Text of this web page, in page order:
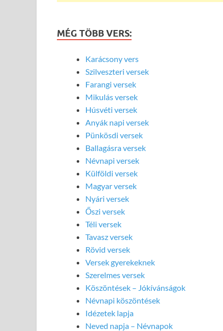
MÉG TÖBB VERS:
Karácsony vers
Szilveszteri versek
Farangi versek
Mikulás versek
Húsvéti versek
Anyák napi versek
Pünkösdi versek
Ballagásra versek
Névnapi versek
Külföldi versek
Magyar versek
Nyári versek
Őszi versek
Téli versek
Tavasz versek
Rövid versek
Versek gyerekeknek
Szerelmes versek
Köszöntések – Jókívánságok
Névnapi köszöntések
Idézetek lapja
Neved napja – Névnapok